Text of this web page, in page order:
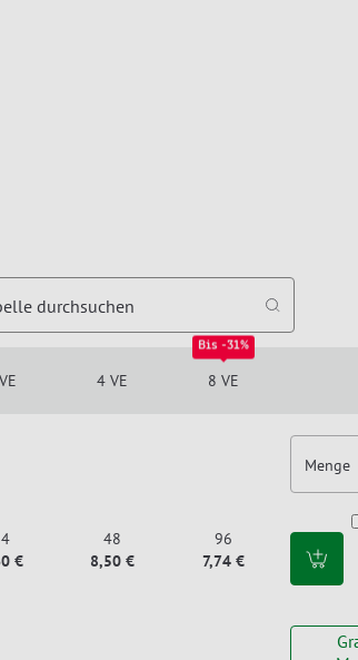
durchsuchen
4 VE
Bis -31%
8 VE
€
48
8,50 €
96
7,74 €
Menge